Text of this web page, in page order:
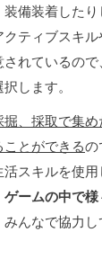
備装着した
ティブスキ
れているの
します。
、採取で集
とができるの
スキルを使用
ゲームの中で
みんなで協力